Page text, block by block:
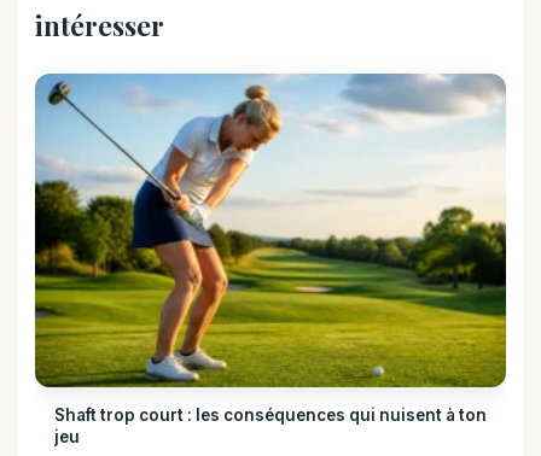
intéresser
Shaft trop court : les conséquences qui nuisent à ton
jeu